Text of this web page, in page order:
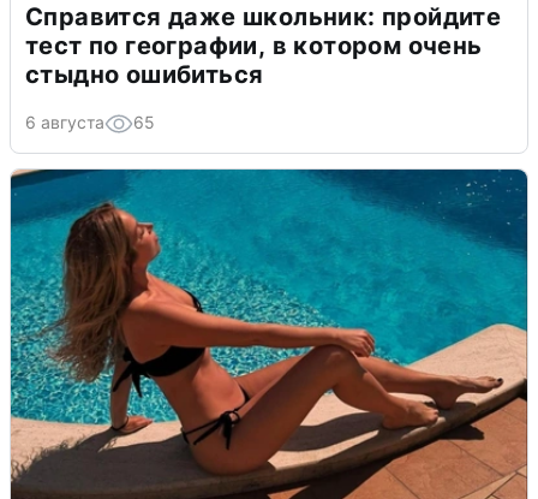
Справится даже школьник: пройдите
тест по географии, в котором очень
стыдно ошибиться
6 августа 65